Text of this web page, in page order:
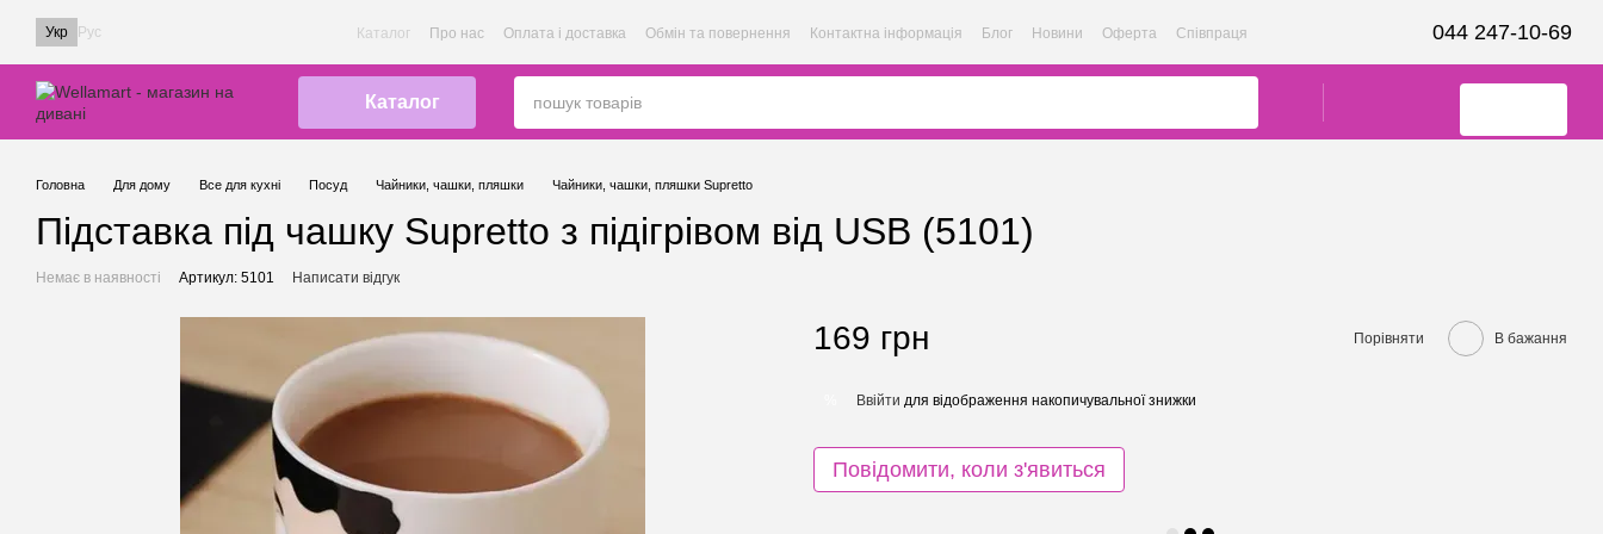
Перейти до основного контенту
Укр Рус Каталог Про нас Оплата і доставка Обмін та повернення Контактна інформація Блог Новини Оферта Співпраця 044 247-10-69
Каталог
Головна Для дому Все для кухні Посуд Чайники, чашки, пляшки Чайники, чашки, пляшки Supretto
Підставка під чашку Supretto з підігрівом від USB (5101)
Немає в наявності Артикул: 5101 Написати відгук
169 грн Порівняти В бажання
Ввійти для відображення накопичувальної знижки
Повідомити, коли з'явиться